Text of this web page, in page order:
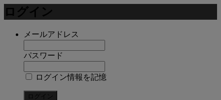
ログイン
メールアドレス
パスワード
ログイン情報を記憶